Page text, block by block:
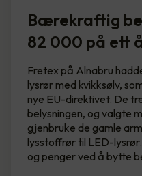
Bærekraftig
82 000 på ett
Fretex på Alnabru
lysrør med kvikksølv,
nye EU-direktivet. De
belysningen, og valgte
gjenbruke de gamle
lysstoffrør til LED-
og penger ved å bytte